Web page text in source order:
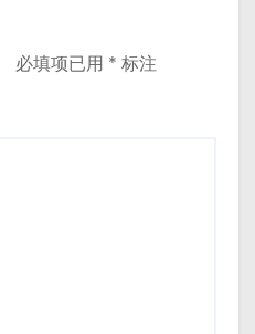
必填项已用 * 标注